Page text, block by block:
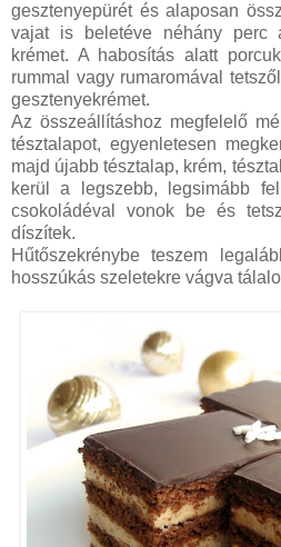
gesztenyepürét és alaposan
vajat is beletéve néhány perc
krémet. A habosítás alatt
rummal vagy rumaromával
gesztenyekrémet.
Az összeállításhoz megfelelő
tésztalapot, egyenletesen
majd újabb tésztalap, krém,
kerül a legszebb, legsimább
csokoládéval vonok be és
díszítek.
Hűtőszekrénybe teszem
hosszúkás szeletekre vágva